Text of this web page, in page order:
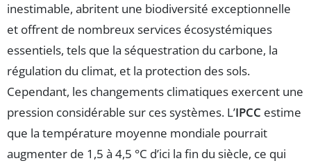
inestimable, abritent une biodiversité exceptionnelle
et offrent de nombreux services écosystémiques
essentiels, tels que la séquestration du carbone, la
régulation du climat, et la protection des sols.
Cependant, les changements climatiques exercent une
pression considérable sur ces systèmes. L’IPCC estime
que la température moyenne mondiale pourrait
augmenter de 1,5 à 4,5 °C d’ici la fin du siècle, ce qui